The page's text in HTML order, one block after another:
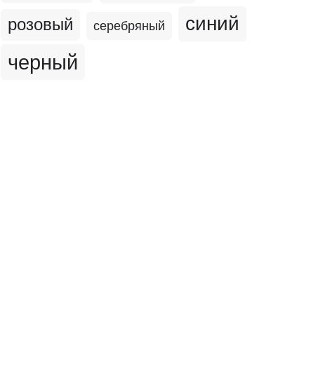
розовый серебряный синий
черный